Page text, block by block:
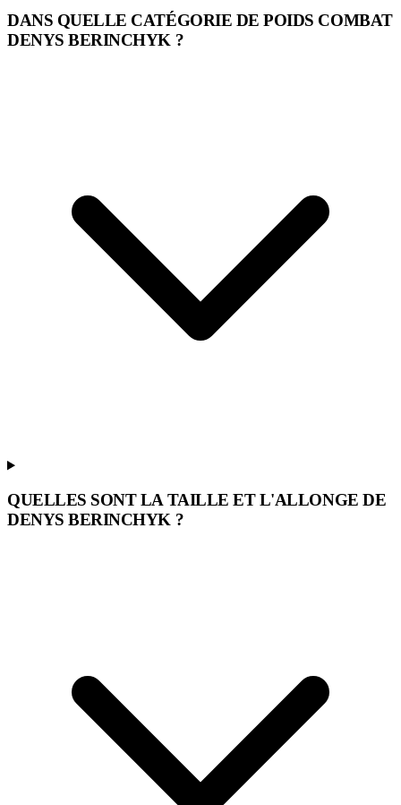
DANS QUELLE CATÉGORIE DE POIDS COMBAT
DENYS BERINCHYK ?
QUELLES SONT LA TAILLE ET L'ALLONGE DE
DENYS BERINCHYK ?